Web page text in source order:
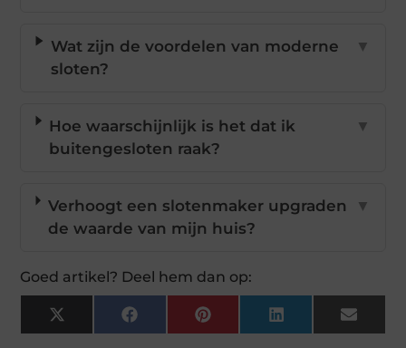
Wat zijn de voordelen van moderne
sloten?
▼
Hoe waarschijnlijk is het dat ik
buitengesloten raak?
▼
Verhoogt een slotenmaker upgraden
de waarde van mijn huis?
▼
Goed artikel? Deel hem dan op:
X
(Twitter)
FacebookPinterestLinkedInEmail